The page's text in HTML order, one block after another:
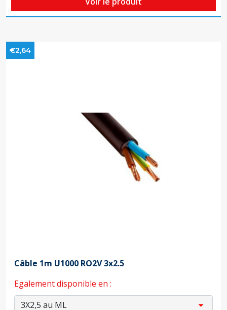
€2,64
Câble 1m U1000 RO2V 3x2.5
Egalement disponible en :